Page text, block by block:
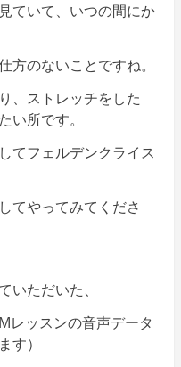
ていて、いつの間にか
方のないことですね。
、ストレッチをした
い所です。
てフェルデンクライス
てやってみてくださ
いただいた、
レッスンの音声データ
す）